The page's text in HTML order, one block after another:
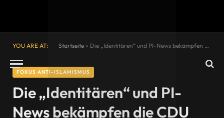
YOU ARE AT: Startseite » Die „Identitären“ und PI-News bekämpfen die CDU und umgekehrt
FOKUS ANTI-ISLAMISMUS
Die „Identitären“ und PI-
News bekämpfen die CDU